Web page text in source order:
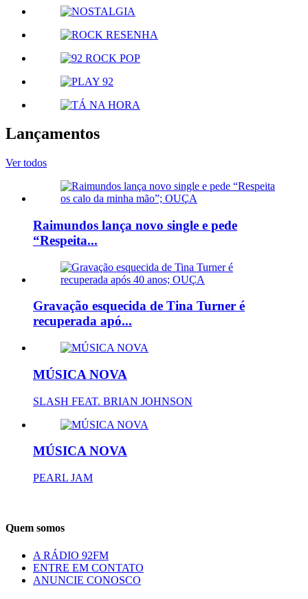
Lançamentos
Ver todos
Raimundos lança novo single e pede
“Respeita...
Gravação esquecida de Tina Turner é
recuperada apó...
MÚSICA NOVA
SLASH FEAT. BRIAN JOHNSON
MÚSICA NOVA
PEARL JAM
Quem somos
A RÁDIO 92FM
ENTRE EM CONTATO
ANUNCIE CONOSCO